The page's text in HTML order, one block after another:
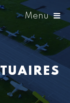
Menu